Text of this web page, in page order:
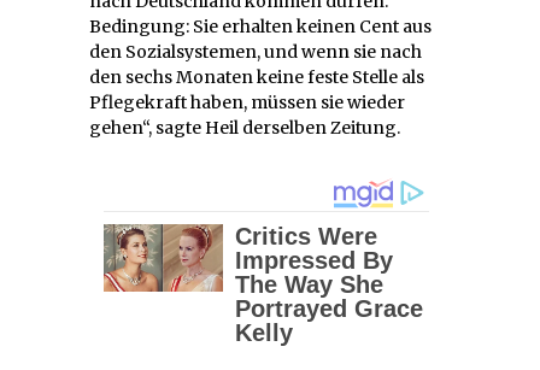
Bedingung: Sie erhalten keinen Cent aus
den Sozialsystemen, und wenn sie nach
den sechs Monaten keine feste Stelle als
Pflegekraft haben, müssen sie wieder
gehen“, sagte Heil derselben Zeitung.